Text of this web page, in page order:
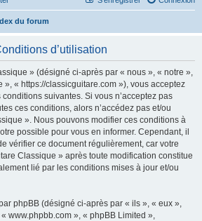
du forum
d’utilisation
» (désigné ci-après par « nous », « notre »,
», « https://classicguitare.com »), vous acceptez
suivantes. Si vous n’acceptez pas
ces conditions, alors n’accédez pas et/ou
». Nous pouvons modifier ces conditions à
possible pour vous en informer. Cependant, il
vérifier ce document régulièrement, car votre
Classique » après toute modification constitue
lié par les conditions mises à jour et/ou
phpBB (désigné ci-après par « ils », « eux »,
www.phpbb.com », « phpBB Limited »,